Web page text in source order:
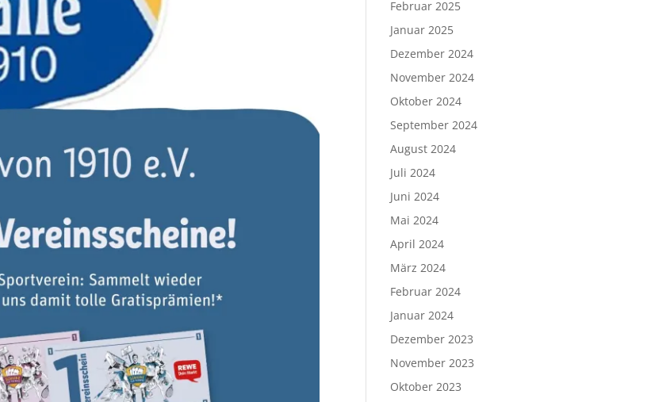
Februar 2025
Januar 2025
Dezember 2024
November 2024
Oktober 2024
September 2024
August 2024
Juli 2024
Juni 2024
Mai 2024
April 2024
März 2024
Februar 2024
Januar 2024
Dezember 2023
November 2023
Oktober 2023